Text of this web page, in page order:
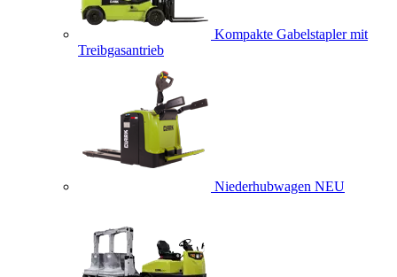
Kompakte Gabelstapler mit
Treibgasantrieb
Niederhubwagen NEU